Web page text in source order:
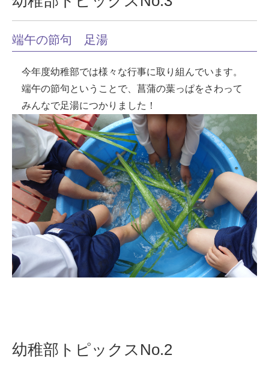
端午の節句 足湯
今年度幼稚部では様々な行事に取り組んでいます。
端午の節句ということで、菖蒲の葉っぱをさわって
みんなで足湯につかりました！
幼稚部トピックスNo.2